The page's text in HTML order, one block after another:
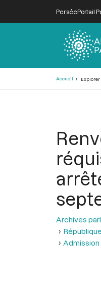
PerséePortail
Accueil Explorer
Archives
Admission